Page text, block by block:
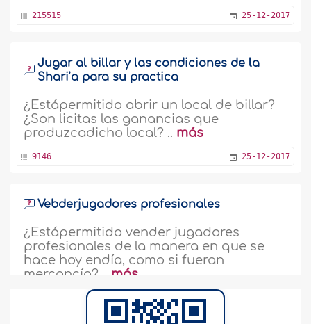
215515 25-12-2017
Jugar al billar y las condiciones de la
Shari’a para su practica
¿Estápermitido abrir un local de billar?
¿Son licitas las ganancias que
produzcadicho local? .. más
9146 25-12-2017
Vebderjugadores profesionales
¿Estápermitido vender jugadores
profesionales de la manera en que se
hace hoy endía, como si fueran
mercancía? .. más